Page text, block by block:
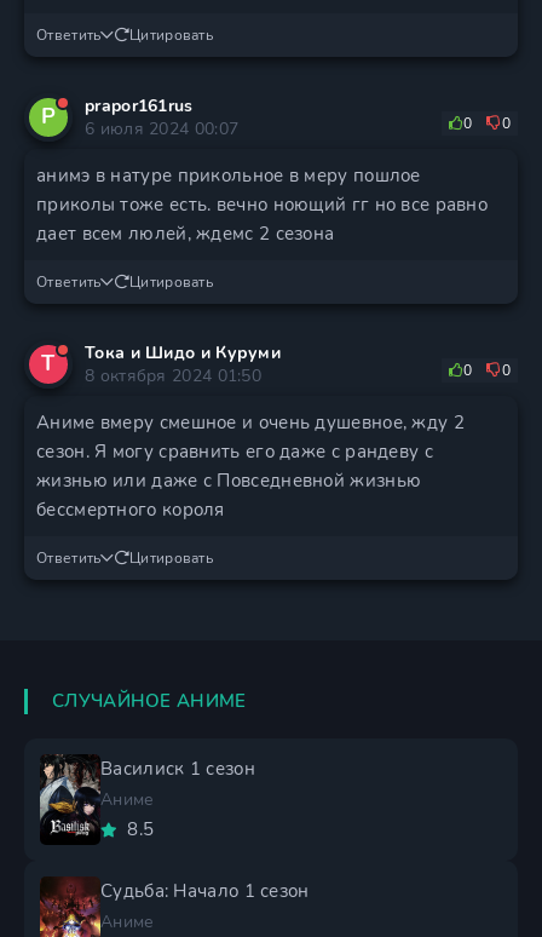
Ответить Цитировать
P
prapor161rus
6 июля 2024 00:07
0 0
анимэ в натуре прикольное в меру пошлое
приколы тоже есть. вечно ноющий гг но все равно
дает всем люлей, ждемс 2 сезона
Ответить Цитировать
Т
Тока и Шидо и Куруми
8 октября 2024 01:50
0 0
Аниме вмеру смешное и очень душевное, жду 2
сезон. Я могу сравнить его даже с рандеву с
жизнью или даже с Повседневной жизнью
бессмертного короля
Ответить Цитировать
СЛУЧАЙНОЕ АНИМЕ
Василиск 1 сезон
Аниме
8.5
Судьба: Начало 1 сезон
Аниме